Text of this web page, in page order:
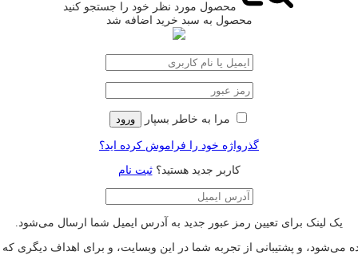
محصول مورد نظر خود را جستجو کنید
محصول به سبد خرید اضافه شد
مرا به خاطر بسپار ورود
گذرواژه خود را فراموش کرده اید؟
کاربر جدید هستید؟ثبت نام
یک لینک برای تعیین رمز عبور جدید به آدرس ایمیل شما ارسال می‌شود.
و پشتیبانی از تجربه شما در این وبسایت، و برای اهداف دیگری